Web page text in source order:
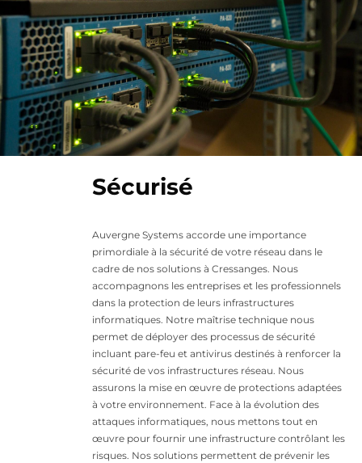
Sécurisé
Auvergne Systems accorde une importance
primordiale à la sécurité de votre réseau dans le
cadre de nos solutions à Cressanges. Nous
accompagnons les entreprises et les professionnels
dans la protection de leurs infrastructures
informatiques. Notre maîtrise technique nous
permet de déployer des processus de sécurité
incluant pare-feu et antivirus destinés à renforcer la
sécurité de vos infrastructures réseau. Nous
assurons la mise en œuvre de protections adaptées
à votre environnement. Face à la évolution des
attaques informatiques, nous mettons tout en
œuvre pour fournir une infrastructure contrôlant les
risques. Nos solutions permettent de prévenir les